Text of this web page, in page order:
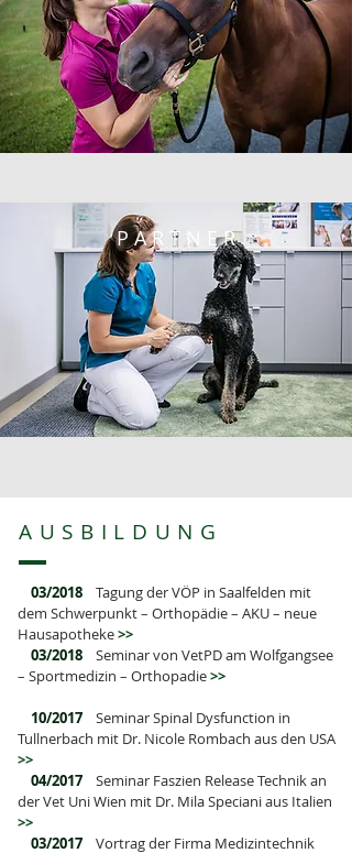
P A R T N E R
AUSBILDUNG
03/2018 Tagung der VÖP in Saalfelden mit
dem Schwerpunkt – Orthopädie – AKU – neue
Hausapotheke>>
03/2018 Seminar von VetPD am Wolfgangsee
– Sportmedizin – Orthopadie>>
10/2017 Seminar Spinal Dysfunction in
Tullnerbach mit Dr. Nicole Rombach aus den USA
>>
04/2017 Seminar Faszien Release Technik an
der Vet Uni Wien mit Dr. Mila Speciani aus Italien
>>
03/2017 Vortrag der Firma Medizintechnik